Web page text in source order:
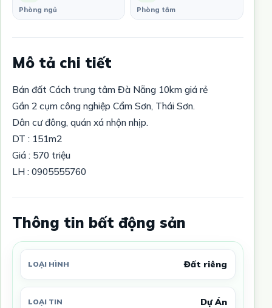
Phòng ngủ Phòng tắm
Mô tả chi tiết
Bán đất Cách trung tâm Đà Nẵng 10km giá rẻ
Gần 2 cụm công nghiệp Cẩm Sơn, Thái Sơn.
Dân cư đông, quán xá nhộn nhịp.
DT : 151m2
Giá : 570 triệu
LH : 0905555760
Thông tin bất động sản
LOẠI HÌNH Đất riêng
LOẠI TIN Dự Án